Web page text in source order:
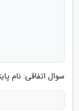
سوال اتفاقی: نام